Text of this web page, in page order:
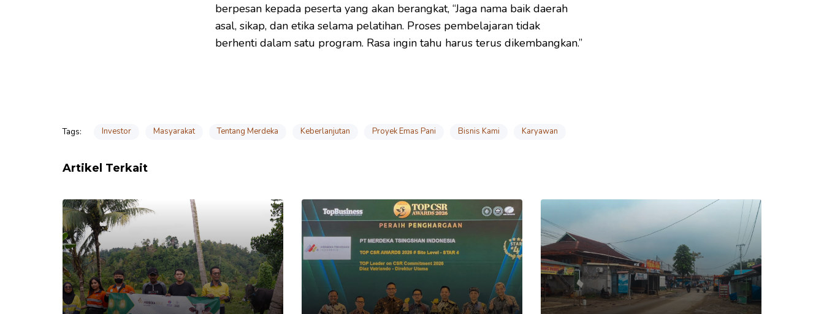
berpesan kepada peserta yang akan berangkat, “Jaga nama baik daerah
asal, sikap, dan etika selama pelatihan. Proses pembelajaran tidak
berhenti dalam satu program. Rasa ingin tahu harus terus dikembangkan.”
Tags: Investor Masyarakat Tentang Merdeka Keberlanjutan Proyek Emas Pani Bisnis Kami Karyawan
Artikel Terkait